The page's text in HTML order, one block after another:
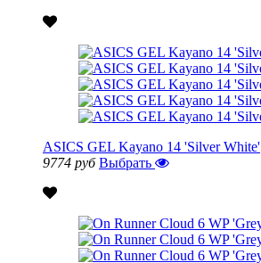
ASICS GEL Kayano 14 'Silver White'
9774 руб Выбрать